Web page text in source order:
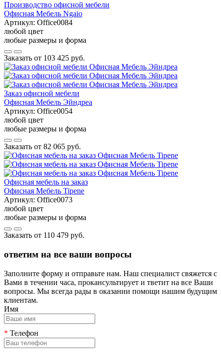
Производство офисной мебели
Офисная Мебель Ngaio
Артикул: Office0084
любой цвет
любые размеры и форма
Заказать от 103 425 руб.
Заказ офисной мебели
Офисная Мебель Эйндреа
Артикул: Office0054
любой цвет
любые размеры и форма
Заказать от 82 065 руб.
Офисная мебель на заказ
Офисная Мебель Tipene
Артикул: Office0073
любой цвет
любые размеры и форма
Заказать от 110 479 руб.
ответим на все ваши вопросы
Заполните форму и отправьте нам. Наш специалист свяжется с
Вами в течении часа, прокансультирует и тветит на все Ваши
вопросы. Мы всегда рады в оказании помощи нашим будущим
клиентам.
Имя
* Телефон